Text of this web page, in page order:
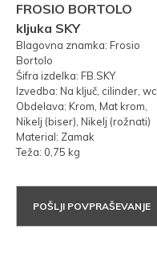
FROSIO BORTOLO
kljuka SKY
Blagovna znamka: Frosio
Bortolo
Šifra izdelka: FB.SKY
Izvedba: Na ključ, cilinder, wc
Obdelava: Krom, Mat krom,
Nikelj (biser), Nikelj (rožnati)
Material: Zamak
Teža: 0,75 kg
POŠLJI POVPRAŠEVANJE